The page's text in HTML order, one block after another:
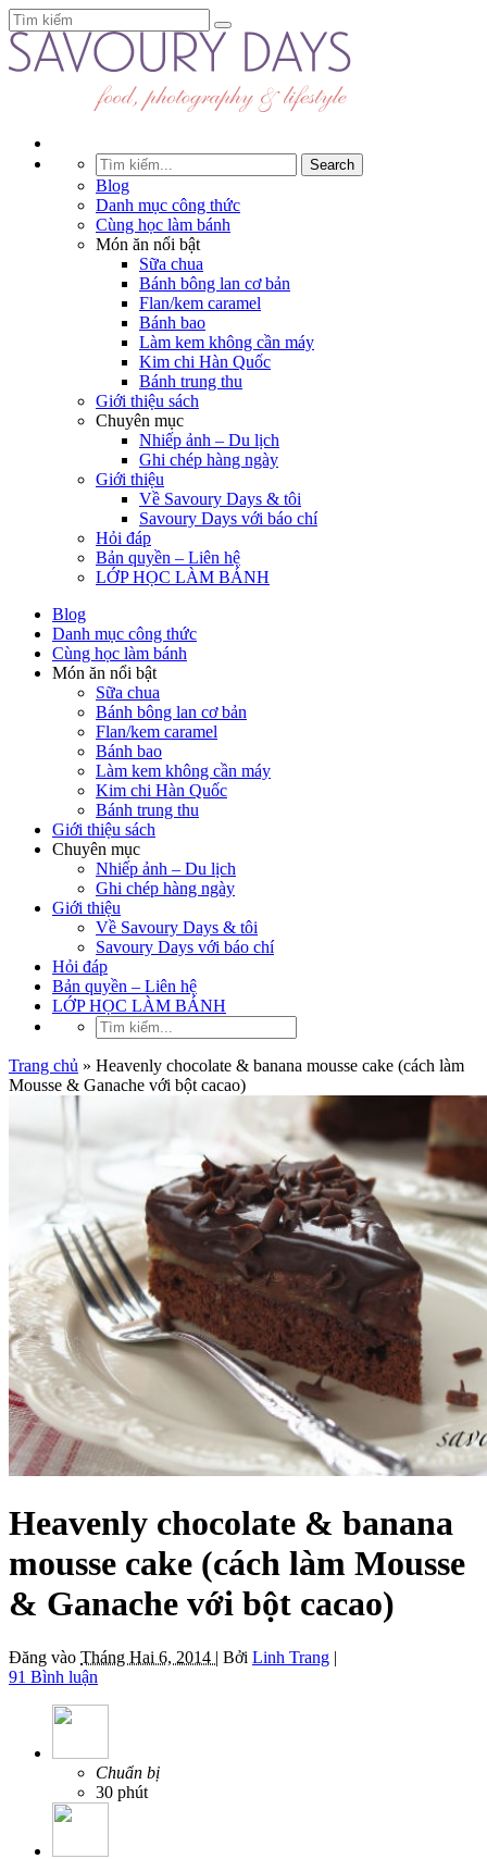
Blog
Danh mục công thức
Cùng học làm bánh
Món ăn nổi bật
Sữa chua
Bánh bông lan cơ bản
Flan/kem caramel
Bánh bao
Làm kem không cần máy
Kim chi Hàn Quốc
Bánh trung thu
Giới thiệu sách
Chuyên mục
Nhiếp ảnh – Du lịch
Ghi chép hàng ngày
Giới thiệu
Về Savoury Days & tôi
Savoury Days với báo chí
Hỏi đáp
Bản quyền – Liên hệ
LỚP HỌC LÀM BÁNH
Blog
Danh mục công thức
Cùng học làm bánh
Món ăn nổi bật
Sữa chua
Bánh bông lan cơ bản
Flan/kem caramel
Bánh bao
Làm kem không cần máy
Kim chi Hàn Quốc
Bánh trung thu
Giới thiệu sách
Chuyên mục
Nhiếp ảnh – Du lịch
Ghi chép hàng ngày
Giới thiệu
Về Savoury Days & tôi
Savoury Days với báo chí
Hỏi đáp
Bản quyền – Liên hệ
LỚP HỌC LÀM BÁNH
Trang chủ » Heavenly chocolate & banana mousse cake (cách làm
Mousse & Ganache với bột cacao)
Heavenly chocolate & banana
mousse cake (cách làm Mousse
& Ganache với bột cacao)
Đăng vào Tháng Hai 6, 2014 | Bởi Linh Trang |
91 Bình luận
Chuẩn bị
30 phút